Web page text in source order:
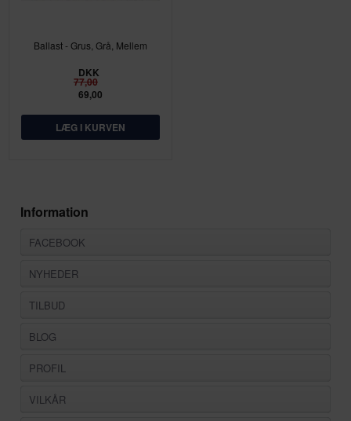
Ballast - Grus, Grå, Mellem
DKK
77,00
69,00
Information
FACEBOOK
NYHEDER
TILBUD
BLOG
PROFIL
VILKÅR